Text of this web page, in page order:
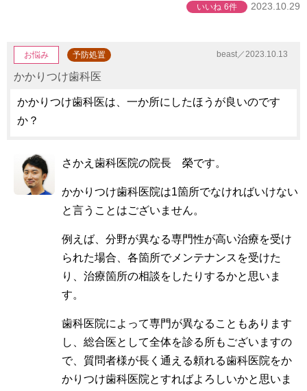
いいね 6件 2023.10.29
beast／2023.10.13
お悩み 予防処置
かかりつけ歯科医
かかりつけ歯科医は、一か所にしたほうが良いのです
か？
さかえ歯科医院の院長 榮です。
かかりつけ歯科医院は1箇所でなければいけない
と言うことはございません。
例えば、分野が異なる専門性が高い治療を受け
られた場合、各箇所でメンテナンスを受けた
り、治療箇所の相談をしたりするかと思いま
す。
歯科医院によって専門が異なることもあります
し、総合医として全体を診る所もございますの
で、質問者様が長く通える頼れる歯科医院をか
かりつけ歯科医院とすればよろしいかと思いま